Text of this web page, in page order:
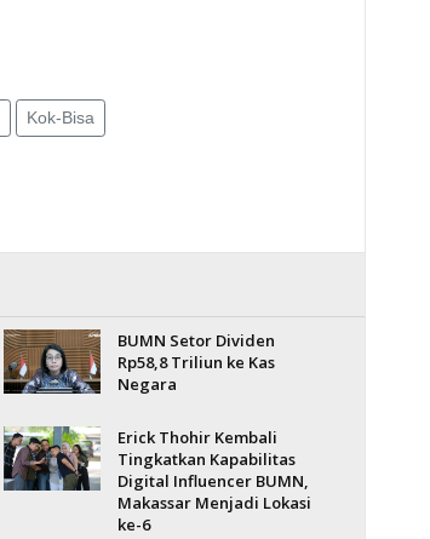
Kok-Bisa
BUMN Setor Dividen
Rp58,8 Triliun ke Kas
Negara
Erick Thohir Kembali
Tingkatkan Kapabilitas
Digital Influencer BUMN,
Makassar Menjadi Lokasi
ke-6